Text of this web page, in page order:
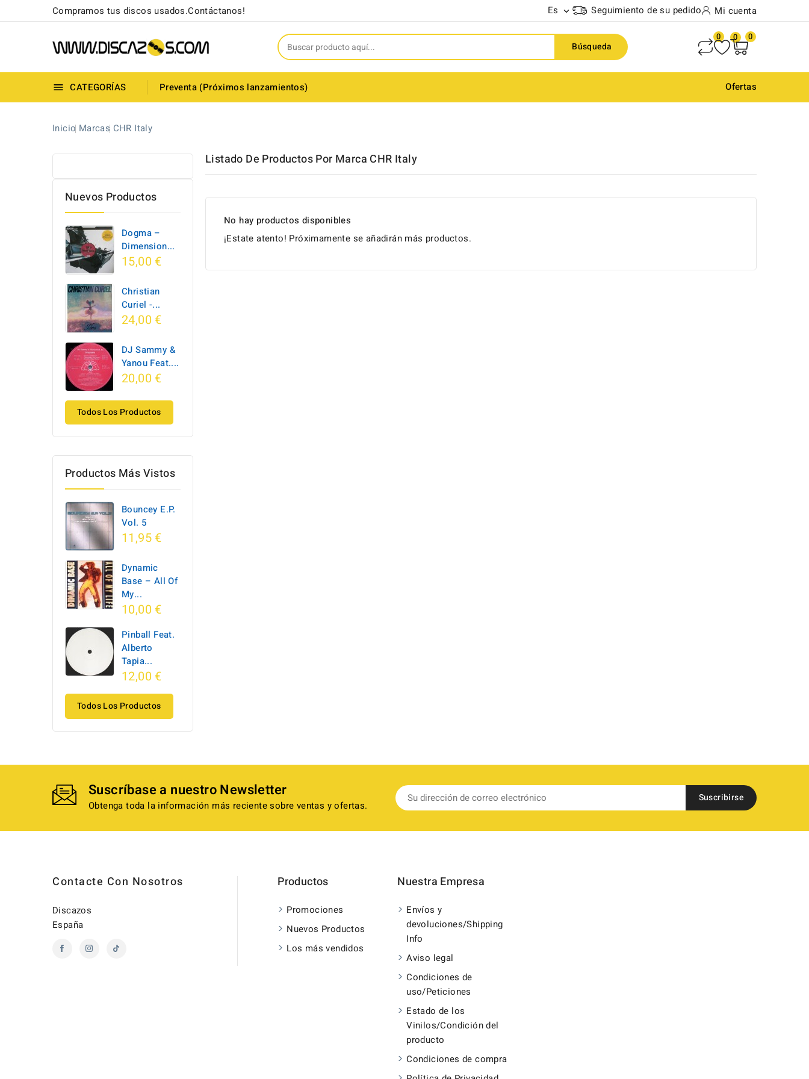
Compramos tus discos usados.Contáctanos! Es  Seguimiento de su pedido Mi cuenta
Búsqueda
0 0 0
 CATEGORÍAS Preventa (Próximos lanzamientos) Ofertas
Inicio Marcas CHR Italy
Nuevos Productos
Dogma –
Dimension...
15,00 €
Christian
Curiel -...
24,00 €
DJ Sammy &
Yanou Feat....
20,00 €
Todos Los Productos
Productos Más Vistos
Bouncey E.P.
Vol. 5
11,95 €
Dynamic
Base ‎– All Of
My...
10,00 €
Pinball Feat.
Alberto
Tapia...
12,00 €
Todos Los Productos
Listado De Productos Por Marca CHR Italy
No hay productos disponibles
¡Estate atento! Próximamente se añadirán más productos.
Suscríbase a nuestro Newsletter
Obtenga toda la información más reciente sobre ventas y ofertas.
Contacte Con Nosotros
Discazos
España
Productos
Promociones
Nuevos Productos
Los más vendidos
Nuestra Empresa
Envíos y
devoluciones/Shipping
Info
Aviso legal
Condiciones de
uso/Peticiones
Estado de los
Vinilos/Condición del
producto
Condiciones de compra